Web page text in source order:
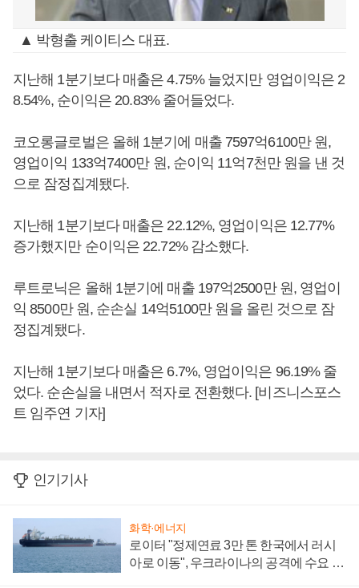
▲ 박형출 케이티스 대표.
지난해 1분기보다 매출은 4.75% 늘었지만 영업이익은 2
8.54%, 순이익은 20.83% 줄어들었다.
코오롱글로벌은 올해 1분기에 매출 7597억6100만 원,
영업이익 133억7400만 원, 순이익 11억7천만 원을 낸 것
으로 잠정집계됐다.
지난해 1분기보다 매출은 22.12%, 영업이익은 12.77%
증가했지만 순이익은 22.72% 감소했다.
루트로닉은 올해 1분기에 매출 197억2500만 원, 영업이
익 8500만 원, 순손실 14억5100만 원을 올린 것으로 잠
정집계됐다.
지난해 1분기보다 매출은 6.7%, 영업이익은 96.19% 줄
었다. 순손실을 내면서 적자로 전환했다. [비즈니스포스
트 임주연 기자]
인기기사
화학·에너지
로이터 "정제연료 3만 톤 한국에서 러시
아로 이동", 우크라이나의 공격에 수요 늘